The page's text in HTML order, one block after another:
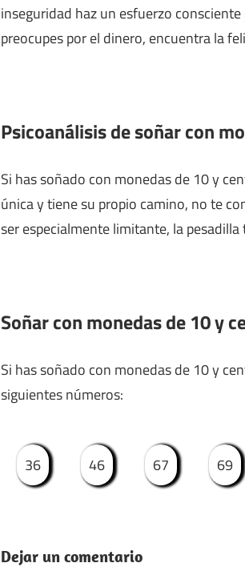
inseguridad haz un esfuerzo
preocupes por el dinero, encuentra la
Psicoanálisis de soñar con
Si has soñado con monedas de 10 y
única y tiene su propio camino, no te
ser especialmente limitante, la
Soñar con monedas de 10 y
Si has soñado con monedas de 10 y
siguientes números:
36 46 67 69
Dejar un comentario